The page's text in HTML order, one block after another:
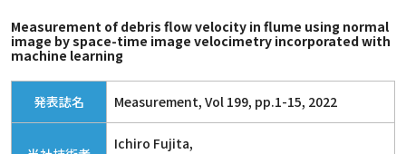
Measurement of debris flow velocity in flume using normal
image by space-time image velocimetry incorporated with
machine learning
発表誌名 Measurement, Vol 199, pp.1-15, 2022
Ichiro Fujita,